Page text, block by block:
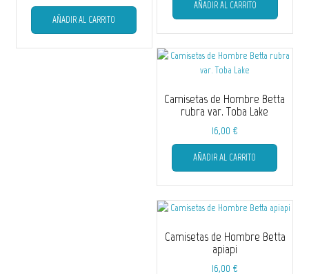
AÑADIR AL CARRITO
Este
múltiples
opciones
producto
AÑADIR AL CARRITO
tiene
múltiples
se
página
Camisetas de Hombre Betta
rubra var. Toba Lake
16,00 €
AÑADIR AL CARRITO
Este
múltiples
opciones
Camisetas de Hombre Betta
apiapi
16,00 €